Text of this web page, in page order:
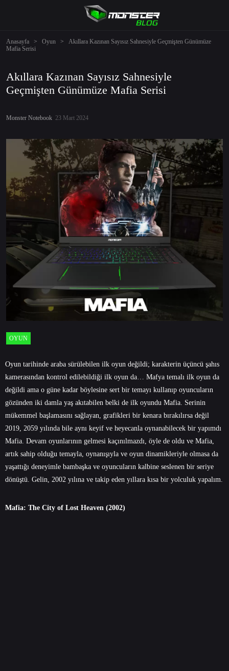
Anasayfa > Oyun > Akıllara Kazınan Sayısız Sahnesiyle Geçmişten Günümüze
Mafia Serisi
Akıllara Kazınan Sayısız Sahnesiyle
Geçmişten Günümüze Mafia Serisi
Monster Notebook 23 Mart 2024
OYUN
Oyun tarihinde araba sürülebilen ilk oyun değildi; karakterin üçüncü şahıs
kamerasından kontrol edilebildiği ilk oyun da… Mafya temalı ilk oyun da
değildi ama o güne kadar böylesine sert bir temayı kullanıp oyuncuların
gözünden iki damla yaş akıtabilen belki de ilk oyundu Mafia. Serinin
mükemmel başlamasını sağlayan, grafikleri bir kenara bırakılırsa değil
2019, 2059 yılında bile aynı keyif ve heyecanla oynanabilecek bir yapımdı
Mafia. Devam oyunlarının gelmesi kaçınılmazdı, öyle de oldu ve Mafia,
artık sahip olduğu temayla, oynanışıyla ve oyun dinamikleriyle olmasa da
yaşattığı deneyimle bambaşka ve oyuncuların kalbine seslenen bir seriye
dönüştü. Gelin, 2002 yılına ve takip eden yıllara kısa bir yolculuk yapalım.
Mafia: The City of Lost Heaven (2002)